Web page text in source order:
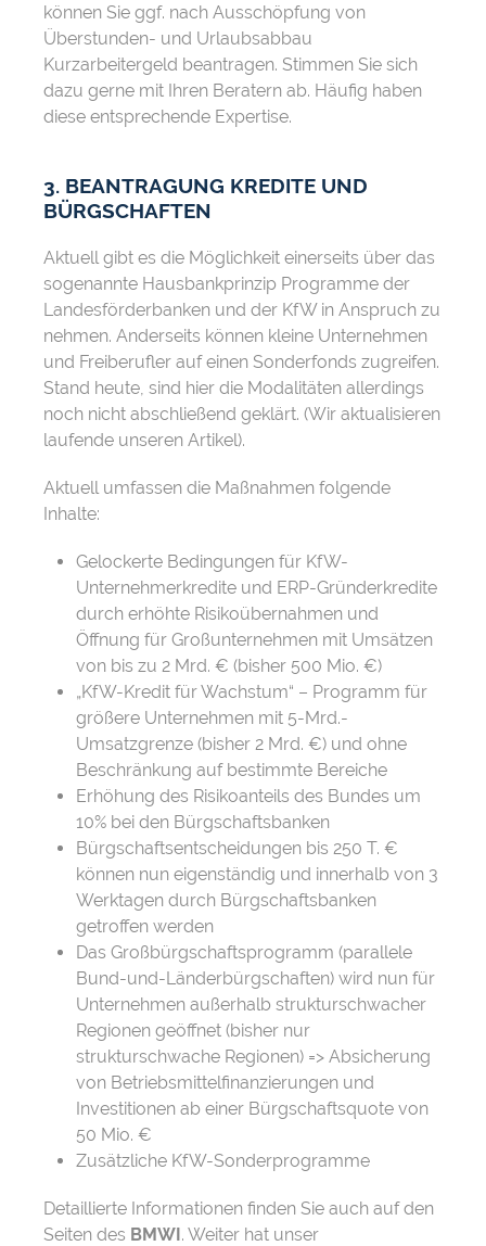
können Sie ggf. nach Ausschöpfung von
Überstunden- und Urlaubsabbau
Kurzarbeitergeld beantragen. Stimmen Sie sich
dazu gerne mit Ihren Beratern ab. Häufig haben
diese entsprechende Expertise.
3. BEANTRAGUNG KREDITE UND
BÜRGSCHAFTEN
Aktuell gibt es die Möglichkeit einerseits über das
sogenannte Hausbankprinzip Programme der
Landesförderbanken und der KfW in Anspruch zu
nehmen. Anderseits können kleine Unternehmen
und Freiberufler auf einen Sonderfonds zugreifen.
Stand heute, sind hier die Modalitäten allerdings
noch nicht abschließend geklärt. (Wir aktualisieren
laufende unseren Artikel).
Aktuell umfassen die Maßnahmen folgende
Inhalte:
Gelockerte Bedingungen für KfW-
Unternehmerkredite und ERP-Gründerkredite
durch erhöhte Risikoübernahmen und
Öffnung für Großunternehmen mit Umsätzen
von bis zu 2 Mrd. € (bisher 500 Mio. €)
„KfW-Kredit für Wachstum“ – Programm für
größere Unternehmen mit 5-Mrd.-
Umsatzgrenze (bisher 2 Mrd. €) und ohne
Beschränkung auf bestimmte Bereiche
Erhöhung des Risikoanteils des Bundes um
10% bei den Bürgschaftsbanken
Bürgschaftsentscheidungen bis 250 T. €
können nun eigenständig und innerhalb von 3
Werktagen durch Bürgschaftsbanken
getroffen werden
Das Großbürgschaftsprogramm (parallele
Bund-und-Länderbürgschaften) wird nun für
Unternehmen außerhalb strukturschwacher
Regionen geöffnet (bisher nur
strukturschwache Regionen) => Absicherung
von Betriebsmittelfinanzierungen und
Investitionen ab einer Bürgschaftsquote von
50 Mio. €
Zusätzliche KfW-Sonderprogramme
Detaillierte Informationen finden Sie auch auf den
Seiten des BMWI. Weiter hat unser